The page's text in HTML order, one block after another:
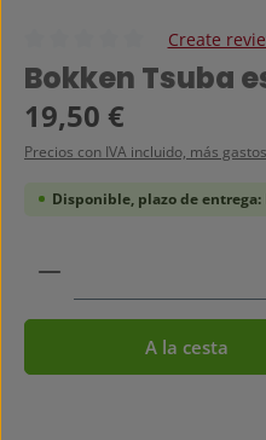
Calificación promedio de 0 de
Create
Bokken Tsuba
Precio normal:
19,50 €
Precios con IVA incluido, más
Disponible, plazo de
Cantidad del
A la cesta